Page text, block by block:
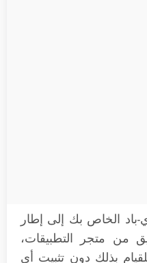
باد الخاص بك إلى إطار
من متجر التطبيقات،
بذلك دون تثبيت أي